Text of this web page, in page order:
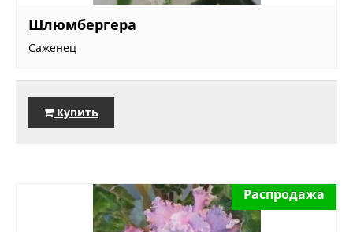
Шлюмбергера
Саженец
Купить
Распродажа